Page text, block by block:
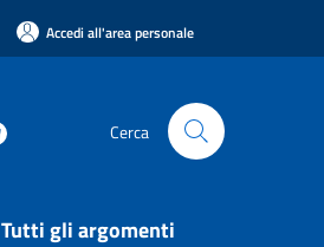
Accedi all'area personale
Cerca
Tutti gli argomenti